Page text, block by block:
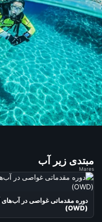
مبتدی زیر آب
Mares
دوره مقدماتی غواصی در آب‌های
(OWD)